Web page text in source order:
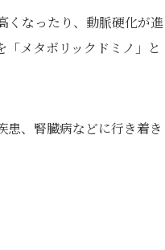
くなったり、動脈硬化が進
メタボリックドミノ」と
、腎臓病などに行き着き